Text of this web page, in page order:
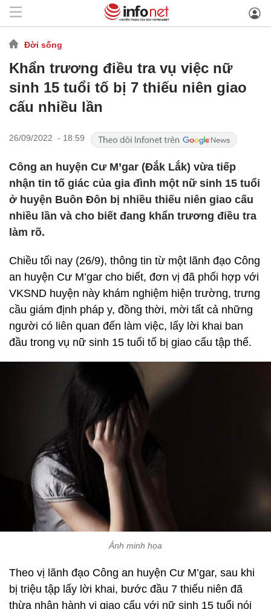
Đời sống
Khẩn trương điều tra vụ việc nữ
sinh 15 tuổi tố bị 7 thiếu niên giao
cấu nhiều lần
26/09/2022 - 18:59
Công an huyện Cư M’gar (Đắk Lắk) vừa tiếp
nhận tin tố giác của gia đình một nữ sinh 15 tuổi
ở huyện Buôn Đôn bị nhiều thiếu niên giao cấu
nhiều lần và cho biết đang khẩn trương điều tra
làm rõ.
Chiều tối nay (26/9), thông tin từ một lãnh đạo Công
an huyện Cư M’gar cho biết, đơn vị đã phối hợp với
VKSND huyện này khám nghiệm hiện trường, trưng
cầu giám định pháp y, đồng thời, mời tất cả những
người có liên quan đến làm việc, lấy lời khai ban
đầu trong vụ nữ sinh 15 tuổi tố bị giao cấu tập thể.
Ảnh minh họa
Theo vị lãnh đạo Công an huyện Cư M’gar, sau khi
bị triệu tập lấy lời khai, bước đầu 7 thiếu niên đã
thừa nhận hành vi giao cấu với nữ sinh 15 tuổi nói